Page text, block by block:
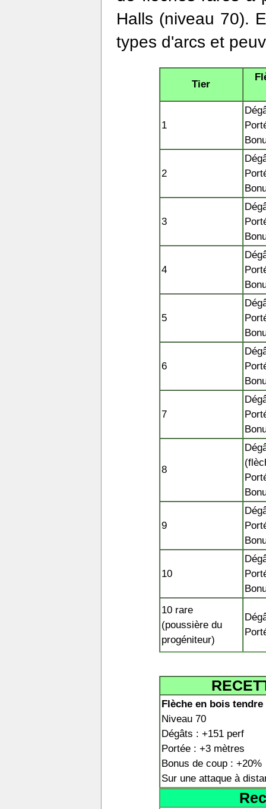
Halls (niveau 70).
types d'arcs et
Tier
1
2
3
4
5
6
7
8
9
10
10 rare
(poussière du
progéniteur)
Flèche en bois tendre
Niveau 70
Dégâts : +151 perf
Portée : +3 mètres
Bonus de coup : +20%
Sur une attaque à